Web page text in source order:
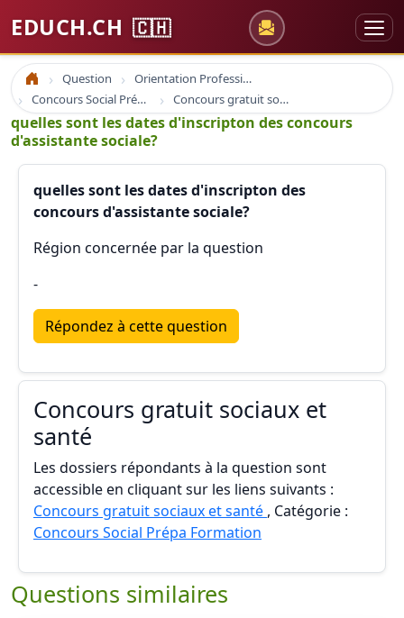
EDUCH.CH 🇨🇭
Accueil Question
Orientation Professionnelle
Concours Social Prépa Formation
Concours gratuit sociaux et santé
quelles sont les dates d'inscripton des concours
d'assistante sociale?
quelles sont les dates d'inscripton des
concours d'assistante sociale?
Région concernée par la question
-
Répondez à cette question
Concours gratuit sociaux et
santé
Les dossiers répondants à la question sont
accessible en cliquant sur les liens suivants :
Concours gratuit sociaux et santé , Catégorie :
Concours Social Prépa Formation
Questions similaires